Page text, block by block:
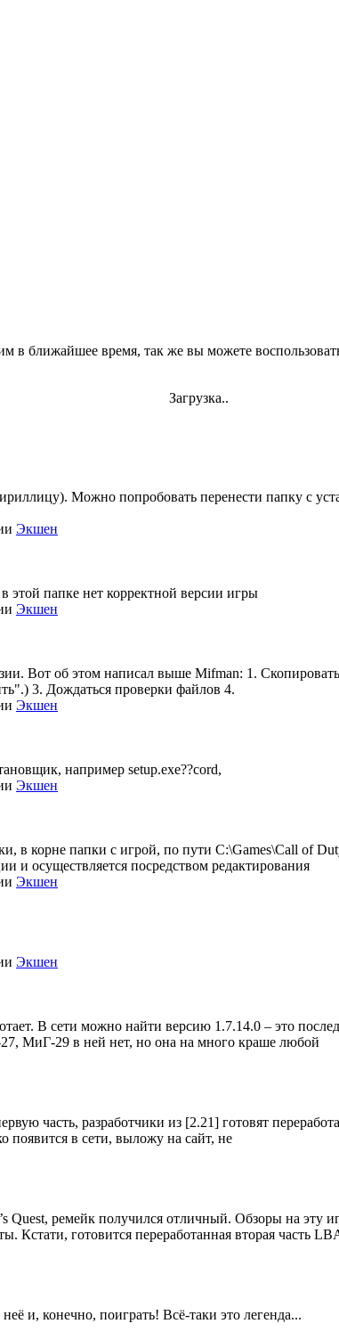
в ближайшее время, так же вы можете
Загрузка..
Можно попробовать перенести папку с
Экшен
папке нет корректной версии игры
Экшен
Вот об этом написал выше Mifman: 1.
3. Дождаться проверки файлов 4.
Экшен
например setup.exe??cord,
Экшен
в корне папки с игрой, по пути C:\Games\Call of
и осуществляется посредством редактирования
Экшен
Экшен
В сети можно найти версию 1.7.14.0 – это
МиГ-29 в ней нет, но она на много краше любой
часть, разработчики из [2.21] готовят
появится в сети, выложу на сайт, не
ремейк получился отличный. Обзоры на эту
Кстати, готовится переработанная вторая часть
и, конечно, поиграть! Всё-таки это легенда...